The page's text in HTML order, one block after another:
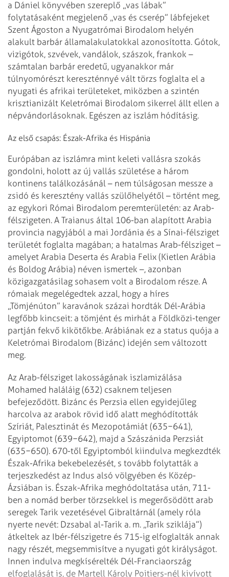
a Dániel könyvében szereplő „vas lábak”
folytatásaként megjelenő „vas és cserép” lábfejeket
Szent Ágoston a Nyugatrómai Birodalom helyén
alakult barbár államalakulatokkal azonosította. Gótok,
vizigótok, szvévek, vandálok, szászok, frankok –
számtalan barbár eredetű, ugyanakkor már
túlnyomórészt kereszténnyé vált törzs foglalta el a
nyugati és afrikai területeket, miközben a szintén
krisztianizált Keletrómai Birodalom sikerrel állt ellen a
népvándorlásoknak. Egészen az iszlám hódításig.
Az első csapás: Észak-Afrika és Hispánia
Európában az iszlámra mint keleti vallásra szokás
gondolni, holott az új vallás születése a három
kontinens találkozásánál – nem túlságosan messze a
zsidó és keresztény vallás szülőhelyétől – történt meg,
az egykori Római Birodalom peremterületén: az Arab-
félszigeten. A Traianus által 106-ban alapított Arabia
provincia nagyjából a mai Jordánia és a Sínai-félsziget
területét foglalta magában; a hatalmas Arab-félsziget –
amelyet Arabia Deserta és Arabia Felix (Kietlen Arábia
és Boldog Arábia) néven ismertek –, azonban
közigazgatásilag sohasem volt a Birodalom része. A
rómaiak megelégedtek azzal, hogy a híres
„Tömjénúton” karavánok százai hordták Dél-Arábia
legfőbb kincseit: a tömjént és mirhát a Földközi-tenger
partján fekvő kikötőkbe. Arábiának ez a status quója a
Keletrómai Birodalom (Bizánc) idején sem változott
meg.
Az Arab-félsziget lakosságának iszlamizálása
Mohamed haláláig (632) csaknem teljesen
befejeződött. Bizánc és Perzsia ellen egyidejűleg
harcolva az arabok rövid idő alatt meghódították
Szíriát, Palesztinát és Mezopotámiát (635−641),
Egyiptomot (639−642), majd a Szászánida Perzsiát
(635−650). 670-től Egyiptomból kiindulva megkezdték
Észak-Afrika bekebelezését, s tovább folytatták a
terjeszkedést az Indus alsó völgyében és Közép-
Ázsiában is. Észak-Afrika meghódoltatása után, 711-
ben a nomád berber törzsekkel is megerősödött arab
seregek Tarik vezetésével Gibraltárnál (amely róla
nyerte nevét: Dzsabal al-Tarik a. m. „Tarik sziklája”)
átkeltek az Ibér-félszigetre és 715-ig elfoglalták annak
nagy részét, megsemmisítve a nyugati gót királyságot.
Innen indulva megkísérelték Dél-Franciaország
elfoglalását is, de Martell Károly Poitiers-nél kivívott